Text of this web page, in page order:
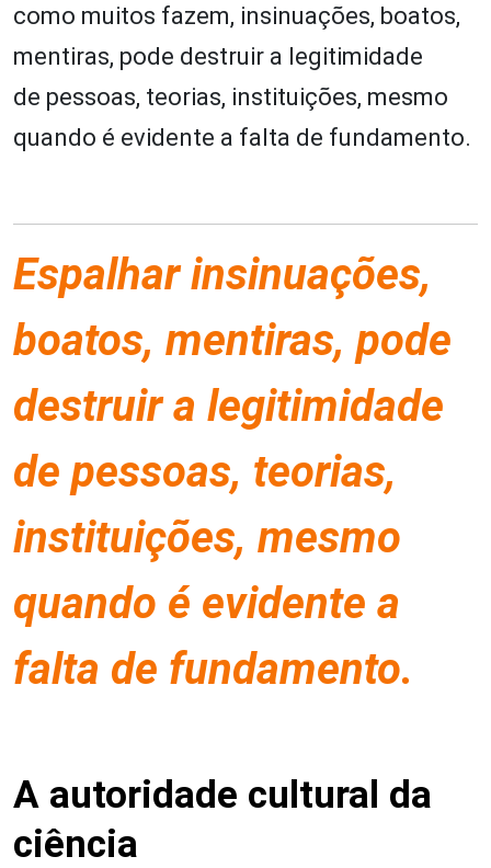
como muitos fazem, insinuações, boatos,
mentiras, pode destruir a legitimidade
de pessoas, teorias, instituições, mesmo
quando é evidente a falta de fundamento.
Espalhar insinuações,
boatos, mentiras, pode
destruir a legitimidade
de pessoas, teorias,
instituições, mesmo
quando é evidente a
falta de fundamento.
A autoridade cultural da
ciência